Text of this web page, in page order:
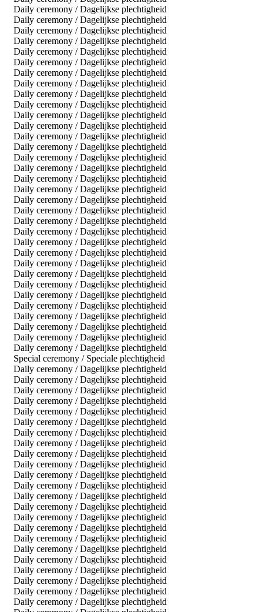
Daily ceremony / Dagelijkse plechtigheid
Daily ceremony / Dagelijkse plechtigheid
Daily ceremony / Dagelijkse plechtigheid
Daily ceremony / Dagelijkse plechtigheid
Daily ceremony / Dagelijkse plechtigheid
Daily ceremony / Dagelijkse plechtigheid
Daily ceremony / Dagelijkse plechtigheid
Daily ceremony / Dagelijkse plechtigheid
Daily ceremony / Dagelijkse plechtigheid
Daily ceremony / Dagelijkse plechtigheid
Daily ceremony / Dagelijkse plechtigheid
Daily ceremony / Dagelijkse plechtigheid
Daily ceremony / Dagelijkse plechtigheid
Daily ceremony / Dagelijkse plechtigheid
Daily ceremony / Dagelijkse plechtigheid
Daily ceremony / Dagelijkse plechtigheid
Daily ceremony / Dagelijkse plechtigheid
Daily ceremony / Dagelijkse plechtigheid
Daily ceremony / Dagelijkse plechtigheid
Daily ceremony / Dagelijkse plechtigheid
Daily ceremony / Dagelijkse plechtigheid
Daily ceremony / Dagelijkse plechtigheid
Daily ceremony / Dagelijkse plechtigheid
Daily ceremony / Dagelijkse plechtigheid
Daily ceremony / Dagelijkse plechtigheid
Daily ceremony / Dagelijkse plechtigheid
Daily ceremony / Dagelijkse plechtigheid
Daily ceremony / Dagelijkse plechtigheid
Daily ceremony / Dagelijkse plechtigheid
Daily ceremony / Dagelijkse plechtigheid
Daily ceremony / Dagelijkse plechtigheid
Daily ceremony / Dagelijkse plechtigheid
Daily ceremony / Dagelijkse plechtigheid
Special ceremony / Speciale plechtigheid
Daily ceremony / Dagelijkse plechtigheid
Daily ceremony / Dagelijkse plechtigheid
Daily ceremony / Dagelijkse plechtigheid
Daily ceremony / Dagelijkse plechtigheid
Daily ceremony / Dagelijkse plechtigheid
Daily ceremony / Dagelijkse plechtigheid
Daily ceremony / Dagelijkse plechtigheid
Daily ceremony / Dagelijkse plechtigheid
Daily ceremony / Dagelijkse plechtigheid
Daily ceremony / Dagelijkse plechtigheid
Daily ceremony / Dagelijkse plechtigheid
Daily ceremony / Dagelijkse plechtigheid
Daily ceremony / Dagelijkse plechtigheid
Daily ceremony / Dagelijkse plechtigheid
Daily ceremony / Dagelijkse plechtigheid
Daily ceremony / Dagelijkse plechtigheid
Daily ceremony / Dagelijkse plechtigheid
Daily ceremony / Dagelijkse plechtigheid
Daily ceremony / Dagelijkse plechtigheid
Daily ceremony / Dagelijkse plechtigheid
Daily ceremony / Dagelijkse plechtigheid
Daily ceremony / Dagelijkse plechtigheid
Daily ceremony / Dagelijkse plechtigheid